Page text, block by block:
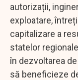
autorizații,
exploatare,
capitalizare a
statelor
în dezvoltarea
să beneficieze